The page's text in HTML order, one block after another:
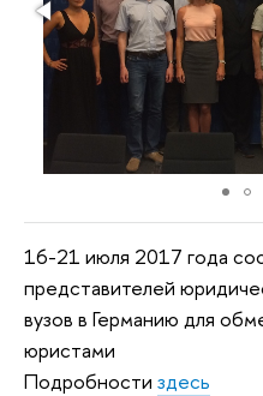
16-21 июля 2017 года
представителей
вузов в Германию для
юристами
Подробности здесь